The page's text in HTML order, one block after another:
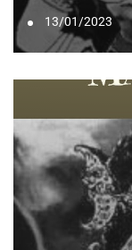
13/01/2023